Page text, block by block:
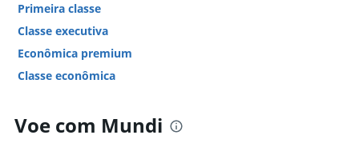
Primeira classe
Classe executiva
Econômica premium
Classe econômica
Voe com Mundi